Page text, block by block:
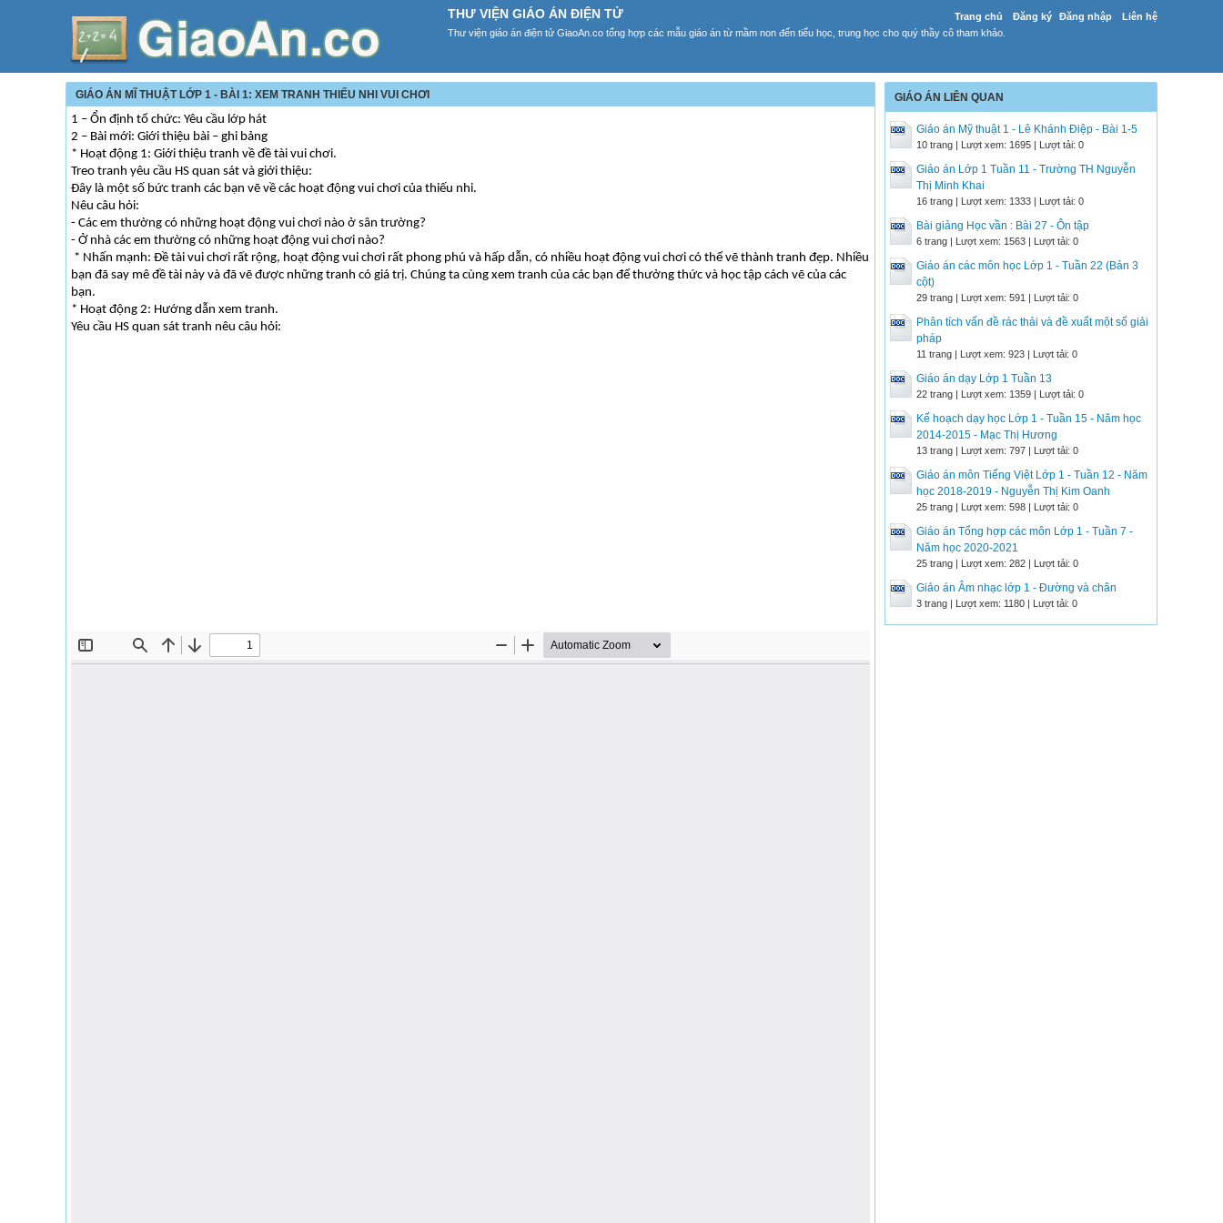
Trang chủ Đăng ký Đăng nhập Liên hệ
THƯ VIỆN GIÁO ÁN ĐIỆN TỬ
Thư viện giáo án điện tử GiaoAn.co tổng hợp các mẫu giáo án từ mầm non đến tiểu học, trung học cho quý thầy cô tham khảo.
GIÁO ÁN MĨ THUẬT LỚP 1 - BÀI 1: XEM TRANH THIẾU NHI VUI CHƠI
1 – Ổn định tổ chức: Yêu cầu lớp hát
2 – Bài mới: Giới thiệu bài – ghi bảng
* Hoạt động 1: Giới thiệu tranh về đề tài vui chơi.
Treo tranh yêu cầu HS quan sát và giới thiệu:
Đây là một số bức tranh các bạn vẽ về các hoạt động vui chơi của thiếu nhi.
Nêu câu hỏi:
- Các em thường có những hoạt động vui chơi nào ở sân trường?
- Ở nhà các em thường có những hoạt động vui chơi nào?
* Nhấn mạnh: Đề tài vui chơi rất rộng, hoạt động vui chơi rất phong phú và hấp dẫn, có nhiều hoạt động vui chơi có thể vẽ thành tranh đẹp. Nhiều
bạn đã say mê đề tài này và đã vẽ được những tranh có giá trị. Chúng ta cùng xem tranh của các bạn để thưởng thức và học tập cách vẽ của các
bạn.
* Hoạt động 2: Hướng dẫn xem tranh.
Yêu cầu HS quan sát tranh nêu câu hỏi:
GIÁO ÁN LIÊN QUAN
Giáo án Mỹ thuật 1 - Lê Khánh Điệp - Bài 1-5
10 trang | Lượt xem: 1695 | Lượt tải: 0
Giáo án Lớp 1 Tuần 11 - Trường TH Nguyễn
Thị Minh Khai
16 trang | Lượt xem: 1333 | Lượt tải: 0
Bài giảng Học vần : Bài 27 - Ôn tập
6 trang | Lượt xem: 1563 | Lượt tải: 0
Giáo án các môn học Lớp 1 - Tuần 22 (Bản 3
cột)
29 trang | Lượt xem: 591 | Lượt tải: 0
Phân tích vấn đề rác thải và đề xuất một số giải
pháp
11 trang | Lượt xem: 923 | Lượt tải: 0
Giáo án dạy Lớp 1 Tuần 13
22 trang | Lượt xem: 1359 | Lượt tải: 0
Kế hoạch dạy học Lớp 1 - Tuần 15 - Năm học
2014-2015 - Mạc Thị Hương
13 trang | Lượt xem: 797 | Lượt tải: 0
Giáo án môn Tiếng Việt Lớp 1 - Tuần 12 - Năm
học 2018-2019 - Nguyễn Thị Kim Oanh
25 trang | Lượt xem: 598 | Lượt tải: 0
Giáo án Tổng hợp các môn Lớp 1 - Tuần 7 -
Năm học 2020-2021
25 trang | Lượt xem: 282 | Lượt tải: 0
Giáo án Âm nhạc lớp 1 - Đường và chân
3 trang | Lượt xem: 1180 | Lượt tải: 0